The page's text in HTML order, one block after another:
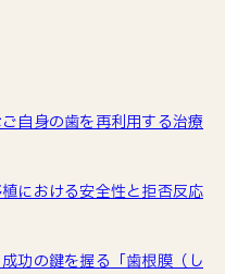
自身の歯を再利用する治療
における安全性と拒否反応
功の鍵を握る「歯根膜（し